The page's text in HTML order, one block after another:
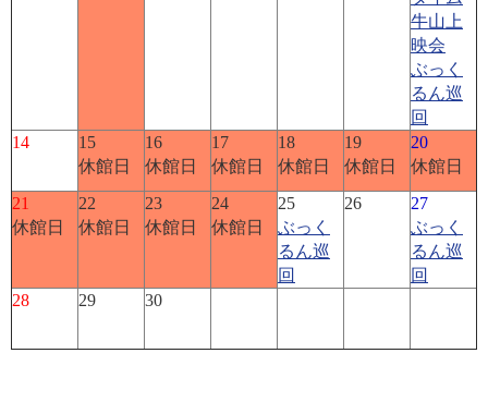
牛山上
映会
ぶっく
るん巡
回
14
15
休館日
16
休館日
17
休館日
18
休館日
19
休館日
20
休館日
21
休館日
22
休館日
23
休館日
24
休館日
25
ぶっく
るん巡
回
26
27
ぶっく
るん巡
回
28
29 30